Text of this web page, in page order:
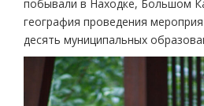
побывали в Находке, Большом
география проведения
десять муниципальных